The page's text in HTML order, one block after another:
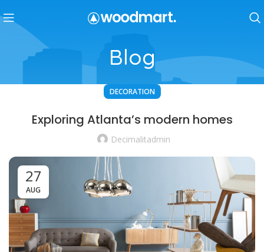
Blog
DECORATION
Exploring Atlanta’s modern homes
Decimalitadmin
27
AUG